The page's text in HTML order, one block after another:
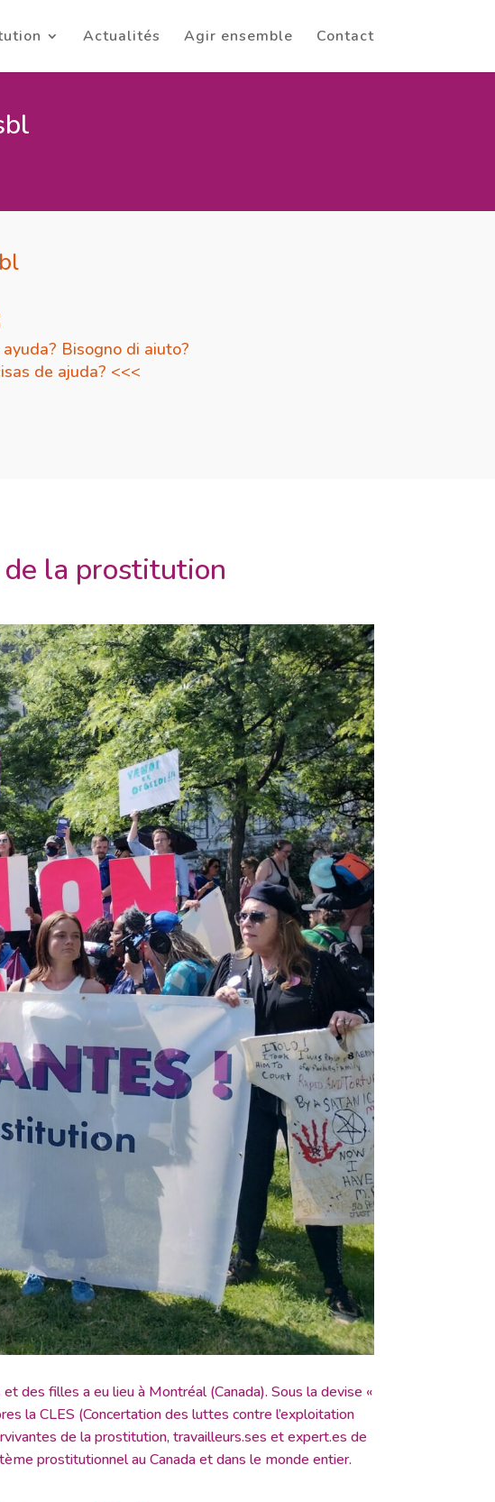
Actualités Agir ensemble Contact
Bisogno di aiuto?
de ajuda? <<<
la prostitution
des filles a eu lieu à Montréal (Canada). Sous la devise «
la CLES (Concertation des luttes contre l’exploitation
de la prostitution, travailleurs.ses et expert.es de
prostitutionnel au Canada et dans le monde entier.